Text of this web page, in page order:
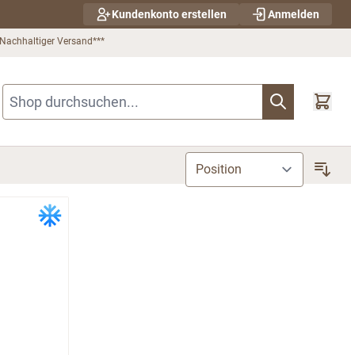
Kundenkonto erstellen Anmelden
Nachhaltiger Versand***